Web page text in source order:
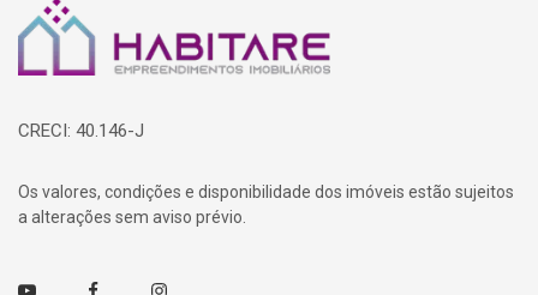
Página inicial
CRECI: 40.146-J
Os valores, condições e disponibilidade dos imóveis estão sujeitos
a alterações sem aviso prévio.